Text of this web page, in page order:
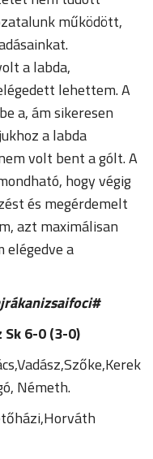
működött,
a labda,
lehettem. A
a, ám sikeresen
a labda
volt bent a gólt. A
hogy végig
és megérdemelt
azt maximálisan
a
6-0 (3-0)
Németh.